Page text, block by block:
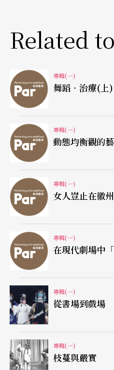
治療課大都屬於「初探」
治療師，必須對肢體的概
訓練課程，包括動作分析
的心理學知識，才能針對
不同需要，進而掌握治療的
舞蹈治療在民間
由於舞蹈治療是一種藉著
強身體的表達方式，並經
的情緒，協助參與學員更
感；而經由肢體間的互動
持、分享與成長，加上學
及舞蹈基礎，因此如宇宙
女會等民間成長團體也很
或講座。
成立於二○○二年三月十六
協會，是目前推動舞蹈治
極的民間團體，除了舉辦
會相關學術會議，出版舞
Related
專輯(一)
舞蹈‧治療(上)
專輯(一)
動態均衡觀的
專輯(一)
女人豈止在徽
專輯(一)
在現代劇場中
專輯(一)
從書場到戲場
專輯(一)
枝蔓與嚴實